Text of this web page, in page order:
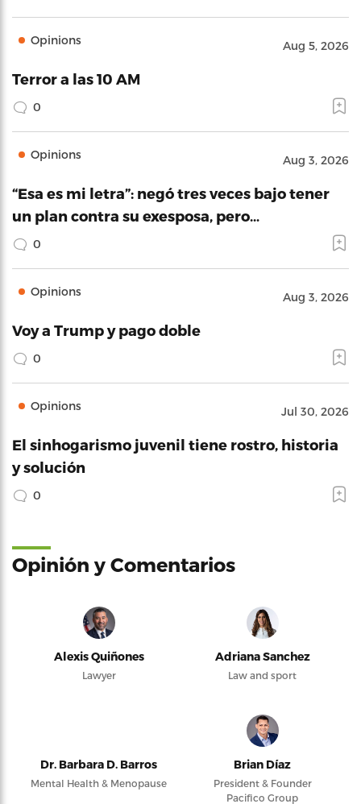
Opinions Aug 5, 2026
Terror a las 10 AM
0
Opinions Aug 3, 2026
“Esa es mi letra”: negó tres veces bajo tener
un plan contra su exesposa, pero…
0
Opinions Aug 3, 2026
Voy a Trump y pago doble
0
Opinions Jul 30, 2026
El sinhogarismo juvenil tiene rostro, historia
y solución
0
Opinión y Comentarios
Alexis Quiñones
Lawyer
Adriana Sanchez
Law and sport
Dr. Barbara D. Barros
Mental Health & Menopause
Brian Díaz
President & Founder
Pacifico Group